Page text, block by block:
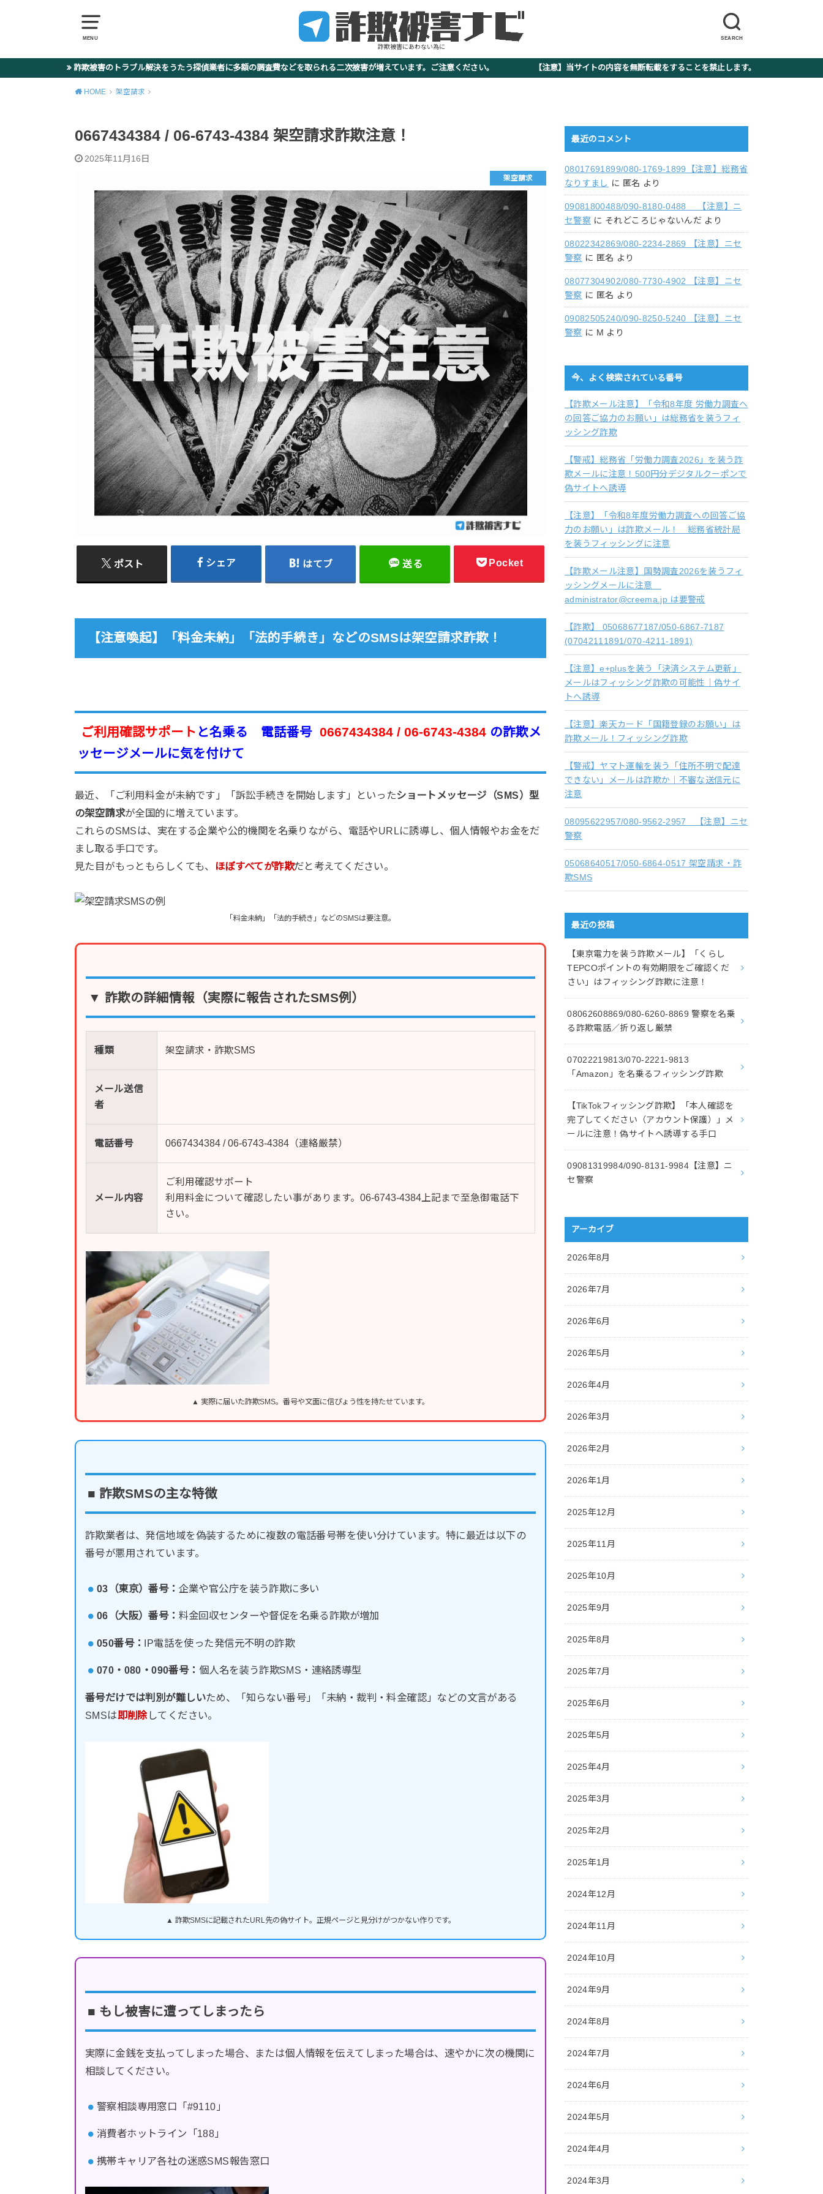
MENU SEARCH
詐欺被害にあわない為に
詐欺被害のトラブル解決をうたう探偵業者に多額の調査費などを取られる二次被害が増えています。ご注意ください。 【注意】当サイトの内容を無断転載をすることを禁止します。
HOME 架空請求
0667434384 / 06-6743-4384 架空請求詐欺注意！
2025年11月16日
架空請求
ポスト シェア はてブ 送る Pocket
【注意喚起】「料金未納」「法的手続き」などのSMSは架空請求詐欺！
ご利用確認サポート と名乗る 電話番号 0667434384 / 06-6743-4384 の詐欺メ
ッセージメールに気を付けて
最近、「ご利用料金が未納です」「訴訟手続きを開始します」といったショートメッセージ（SMS）型
の架空請求が全国的に増えています。
これらのSMSは、実在する企業や公的機関を名乗りながら、電話やURLに誘導し、個人情報やお金をだ
まし取る手口です。
見た目がもっともらしくても、
ほぼすべてが詐欺だと考えてください。
「料金未納」「法的手続き」などのSMSは要注意。
▼ 詐欺の詳細情報（実際に報告されたSMS例）
種類 架空請求・詐欺SMS
メール送信
者
電話番号 0667434384 / 06-6743-4384（連絡厳禁）
メール内容
ご利用確認サポート
利用料金について確認したい事があります。06-6743-4384上記まで至急御電話下
さい。
▲ 実際に届いた詐欺SMS。番号や文面に信ぴょう性を持たせています。
■ 詐欺SMSの主な特徴
詐欺業者は、発信地域を偽装するために複数の電話番号帯を使い分けています。特に最近は以下の
番号が悪用されています。
03（東京）番号： 企業や官公庁を装う詐欺に多い
06（大阪）番号： 料金回収センターや督促を名乗る詐欺が増加
050番号： IP電話を使った発信元不明の詐欺
070・080・090番号： 個人名を装う詐欺SMS・連絡誘導型
番号だけでは判別が難しいため、「知らない番号」「未納・裁判・料金確認」などの文言がある
SMSは即削除してください。
▲ 詐欺SMSに記載されたURL先の偽サイト。正規ページと見分けがつかない作りです。
■ もし被害に遭ってしまったら
実際に金銭を支払ってしまった場合、または個人情報を伝えてしまった場合は、速やかに次の機関に
相談してください。
警察相談専用窓口「#9110」
消費者ホットライン「188」
携帯キャリア各社の迷惑SMS報告窓口
最近のコメント
08017691899/080-1769-1899【注意】総務省
なりすまし に 匿名 より
09081800488/090-8180-0488 【注意】ニ
セ警察 に それどころじゃないんだ より
08022342869/080-2234-2869 【注意】ニセ
警察 に 匿名 より
08077304902/080-7730-4902 【注意】ニセ
警察 に 匿名 より
09082505240/090-8250-5240 【注意】ニセ
警察 に M より
今、よく検索されている番号
【詐欺メール注意】「令和8年度 労働力調査へ
の回答ご協力のお願い」は総務省を装うフィ
ッシング詐欺
【警戒】総務省「労働力調査2026」を装う詐
欺メールに注意！500円分デジタルクーポンで
偽サイトへ誘導
【注意】「令和8年度労働力調査への回答ご協
力のお願い」は詐欺メール！ 総務省統計局
を装うフィッシングに注意
【詐欺メール注意】国勢調査2026を装うフィ
ッシングメールに注意
administrator@creema.jp は要警戒
【詐欺】 05068677187/050-6867-7187
(07042111891/070-4211-1891)
【注意】e+plusを装う「決済システム更新」
メールはフィッシング詐欺の可能性｜偽サイ
トへ誘導
【注意】楽天カード「国籍登録のお願い」は
詐欺メール！フィッシング詐欺
【警戒】ヤマト運輸を装う「住所不明で配達
できない」メールは詐欺か｜不審な送信元に
注意
08095622957/080-9562-2957 【注意】ニセ
警察
05068640517/050-6864-0517 架空請求・詐
欺SMS
最近の投稿
【東京電力を装う詐欺メール】「くらし
TEPCOポイントの有効期限をご確認くだ
さい」はフィッシング詐欺に注意！
08062608869/080-6260-8869 警察を名乗
る詐欺電話／折り返し厳禁
07022219813/070-2221-9813
「Amazon」を名乗るフィッシング詐欺
【TikTokフィッシング詐欺】「本人確認を
完了してください（アカウント保護）」メ
ールに注意！偽サイトへ誘導する手口
09081319984/090-8131-9984【注意】ニ
セ警察
アーカイブ
2026年8月
2026年7月
2026年6月
2026年5月
2026年4月
2026年3月
2026年2月
2026年1月
2025年12月
2025年11月
2025年10月
2025年9月
2025年8月
2025年7月
2025年6月
2025年5月
2025年4月
2025年3月
2025年2月
2025年1月
2024年12月
2024年11月
2024年10月
2024年9月
2024年8月
2024年7月
2024年6月
2024年5月
2024年4月
2024年3月